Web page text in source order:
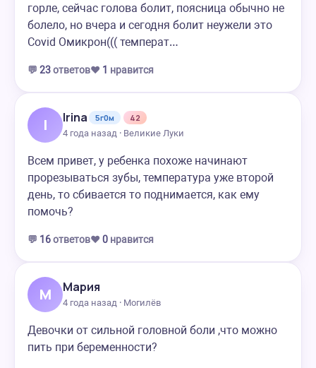
горле, сейчас голова болит, поясница обычно не
болело, но вчера и сегодня болит неужели это
Covid Омикрон((( температ…
💬 23ответов❤️ 1 нравится
I Irina 5г0м
42
4 года назад · Великие Луки
Всем привет, у ребенка похоже начинают
прорезываться зубы, температура уже второй
день, то сбивается то поднимается, как ему
помочь?
💬 16ответов❤️ 0 нравится
М Мария
4 года назад · Могилёв
Девочки от сильной головной боли ,что можно
пить при беременности?